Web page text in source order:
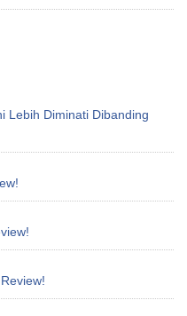
Lebih Diminati Dibanding